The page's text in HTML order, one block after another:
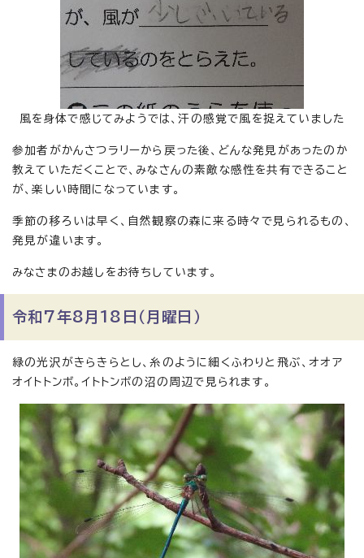
風を身体で感じてみようでは、汗の感覚で風を捉えていました
参加者がかんさつラリーから戻った後、どんな発見があったのか
教えていただくことで、みなさんの素敵な感性を共有できること
が、楽しい時間になっています。
季節の移ろいは早く、自然観察の森に来る時々で見られるもの、
発見が違います。
みなさまのお越しをお待ちしています。
令和7年8月18日（月曜日）
緑の光沢がきらきらとし、糸のように細くふわりと飛ぶ、オオア
オイトトンボ。イトトンボの沼の周辺で見られます。